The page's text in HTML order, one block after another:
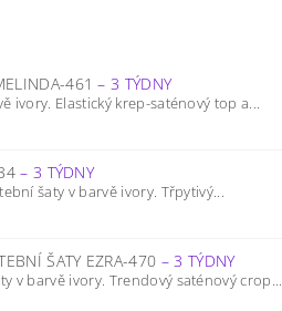
461–3 TÝDNY
ivory. Elastický krep-saténový top a...
– 3 TÝDNY
šaty v barvě ivory. Třpytivý...
ŠATY EZRA-470 –3 TÝDNY
v barvě ivory. Trendový saténový crop...